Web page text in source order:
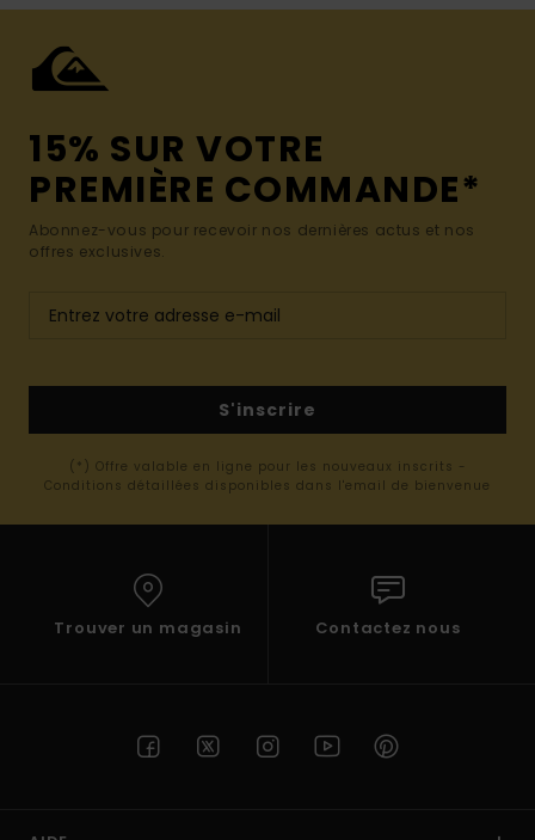
15% SUR VOTRE
PREMIÈRE COMMANDE*
Abonnez-vous pour recevoir nos dernières actus et nos
offres exclusives.
S'inscrire
(*) Offre valable en ligne pour les nouveaux inscrits -
Conditions détaillées disponibles dans l'email de bienvenue
Trouver un magasin Contactez nous